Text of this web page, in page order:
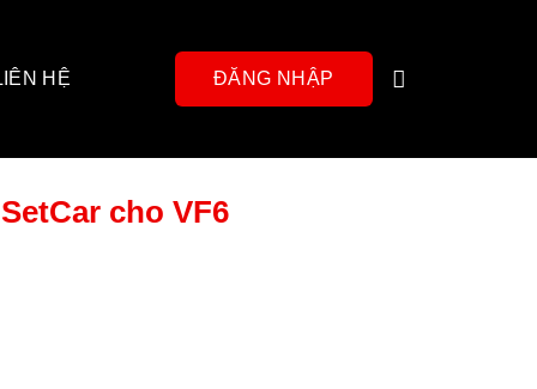
HỆ ĐĂNG NHẬP
cho VF6